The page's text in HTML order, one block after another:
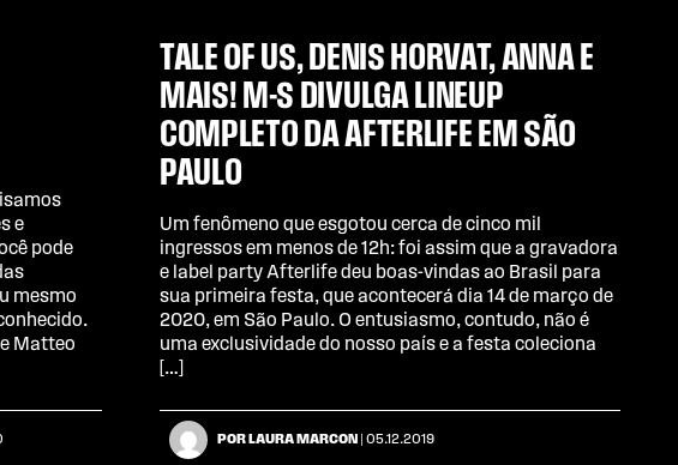
e
pode
mesmo
Matteo
TALE OF US, DENIS HORVAT, ANNA E
MAIS! M-S DIVULGA LINEUP
COMPLETO DA AFTERLIFE EM SÃO
PAULO
Um fenômeno que esgotou cerca de cinco mil
ingressos em menos de 12h: foi assim que a gravadora
e label party Afterlife deu boas-vindas ao Brasil para
sua primeira festa, que acontecerá dia 14 de março de
2020, em São Paulo. O entusiasmo, contudo, não é
uma exclusividade do nosso país e a festa coleciona
[…]
POR LAURA MARCON | 05.12.2019